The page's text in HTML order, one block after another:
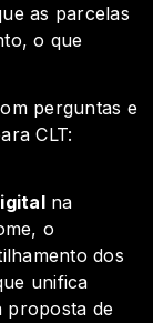
as parcelas
o que
perguntas e
CLT:
na
o
dos
unifica
proposta de